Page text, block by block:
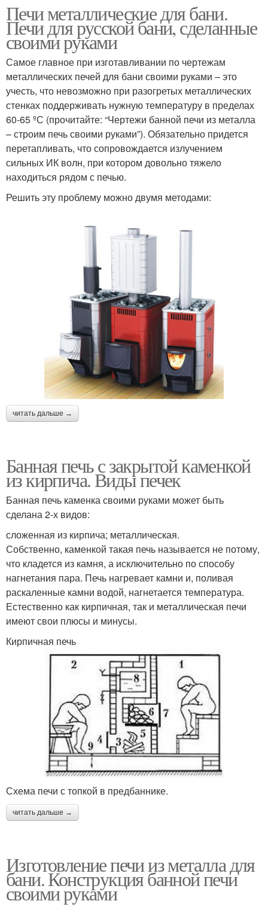
Печи металлические для бани.
Печи для русской бани, сделанные
своими руками
Самое главное при изготавливании по чертежам
металлических печей для бани своими руками – это
учесть, что невозможно при разогретых металлических
стенках поддерживать нужную температуру в пределах
60-65 ºС (прочитайте: “Чертежи банной печи из металла
– строим печь своими руками”). Обязательно придется
перетапливать, что сопровождается излучением
сильных ИК волн, при котором довольно тяжело
находиться рядом с печью.
Решить эту проблему можно двумя методами:
читать дальше →
Банная печь с закрытой каменкой
из кирпича. Виды печек
Банная печь каменка своими руками может быть
сделана 2-х видов:
сложенная из кирпича; металлическая.
Собственно, каменкой такая печь называется не потому,
что кладется из камня, а исключительно по способу
нагнетания пара. Печь нагревает камни и, поливая
раскаленные камни водой, нагнетается температура.
Естественно как кирпичная, так и металлическая печи
имеют свои плюсы и минусы.
Кирпичная печь
Схема печи с топкой в предбаннике.
читать дальше →
Изготовление печи из металла для
бани. Конструкция банной печи
своими руками